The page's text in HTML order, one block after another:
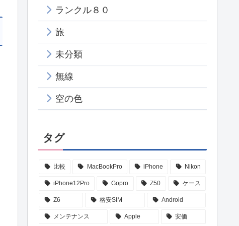
ランクル８０
旅
未分類
無線
空の色
タグ
比較 MacBookPro iPhone Nikon
iPhone12Pro Gopro Z50 ケース
Z6 格安SIM Android
メンテナンス Apple 安価